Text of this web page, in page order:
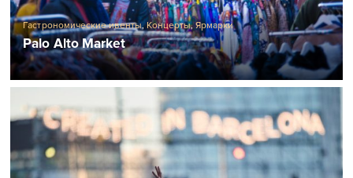
Гастрономические ивенты,Концерты,Ярмарки
Palo Alto Market